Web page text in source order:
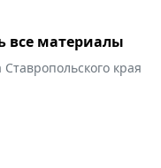
все материалы
края